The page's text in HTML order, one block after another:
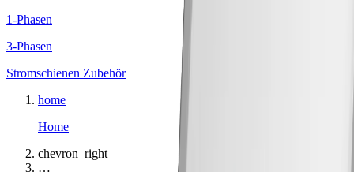
1-Phasen
3-Phasen
Stromschienen Zubehör
home
Home
chevron_right
…